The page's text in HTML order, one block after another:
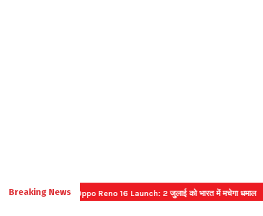
Breaking News
बुकिंग ⇝ Oppo Reno 16 Launch: 2 जुलाई को भारत में मचेगा धमाल ⇝